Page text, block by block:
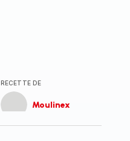
RECETTE DE
Moulinex